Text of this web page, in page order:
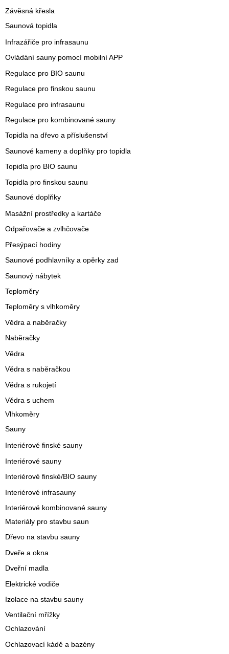
Závěsná křesla
Saunová topidla
Infrazářiče pro infrasaunu
Ovládání sauny pomocí mobilní APP
Regulace pro BIO saunu
Regulace pro finskou saunu
Regulace pro infrasaunu
Regulace pro kombinované sauny
Topidla na dřevo a příslušenství
Saunové kameny a doplňky pro topidla
Topidla pro BIO saunu
Topidla pro finskou saunu
Saunové doplňky
Masážní prostředky a kartáče
Odpařovače a zvlhčovače
Přesýpací hodiny
Saunové podhlavníky a opěrky zad
Saunový nábytek
Teploměry
Teploměry s vlhkoměry
Vědra a naběračky
Naběračky
Vědra
Vědra s naběračkou
Vědra s rukojetí
Vědra s uchem
Vlhkoměry
Sauny
Interiérové finské sauny
Interiérové sauny
Interiérové finské/BIO sauny
Interiérové infrasauny
Interiérové kombinované sauny
Materiály pro stavbu saun
Dřevo na stavbu sauny
Dveře a okna
Dveřní madla
Elektrické vodiče
Izolace na stavbu sauny
Ventilační mřížky
Ochlazování
Ochlazovací kádě a bazény